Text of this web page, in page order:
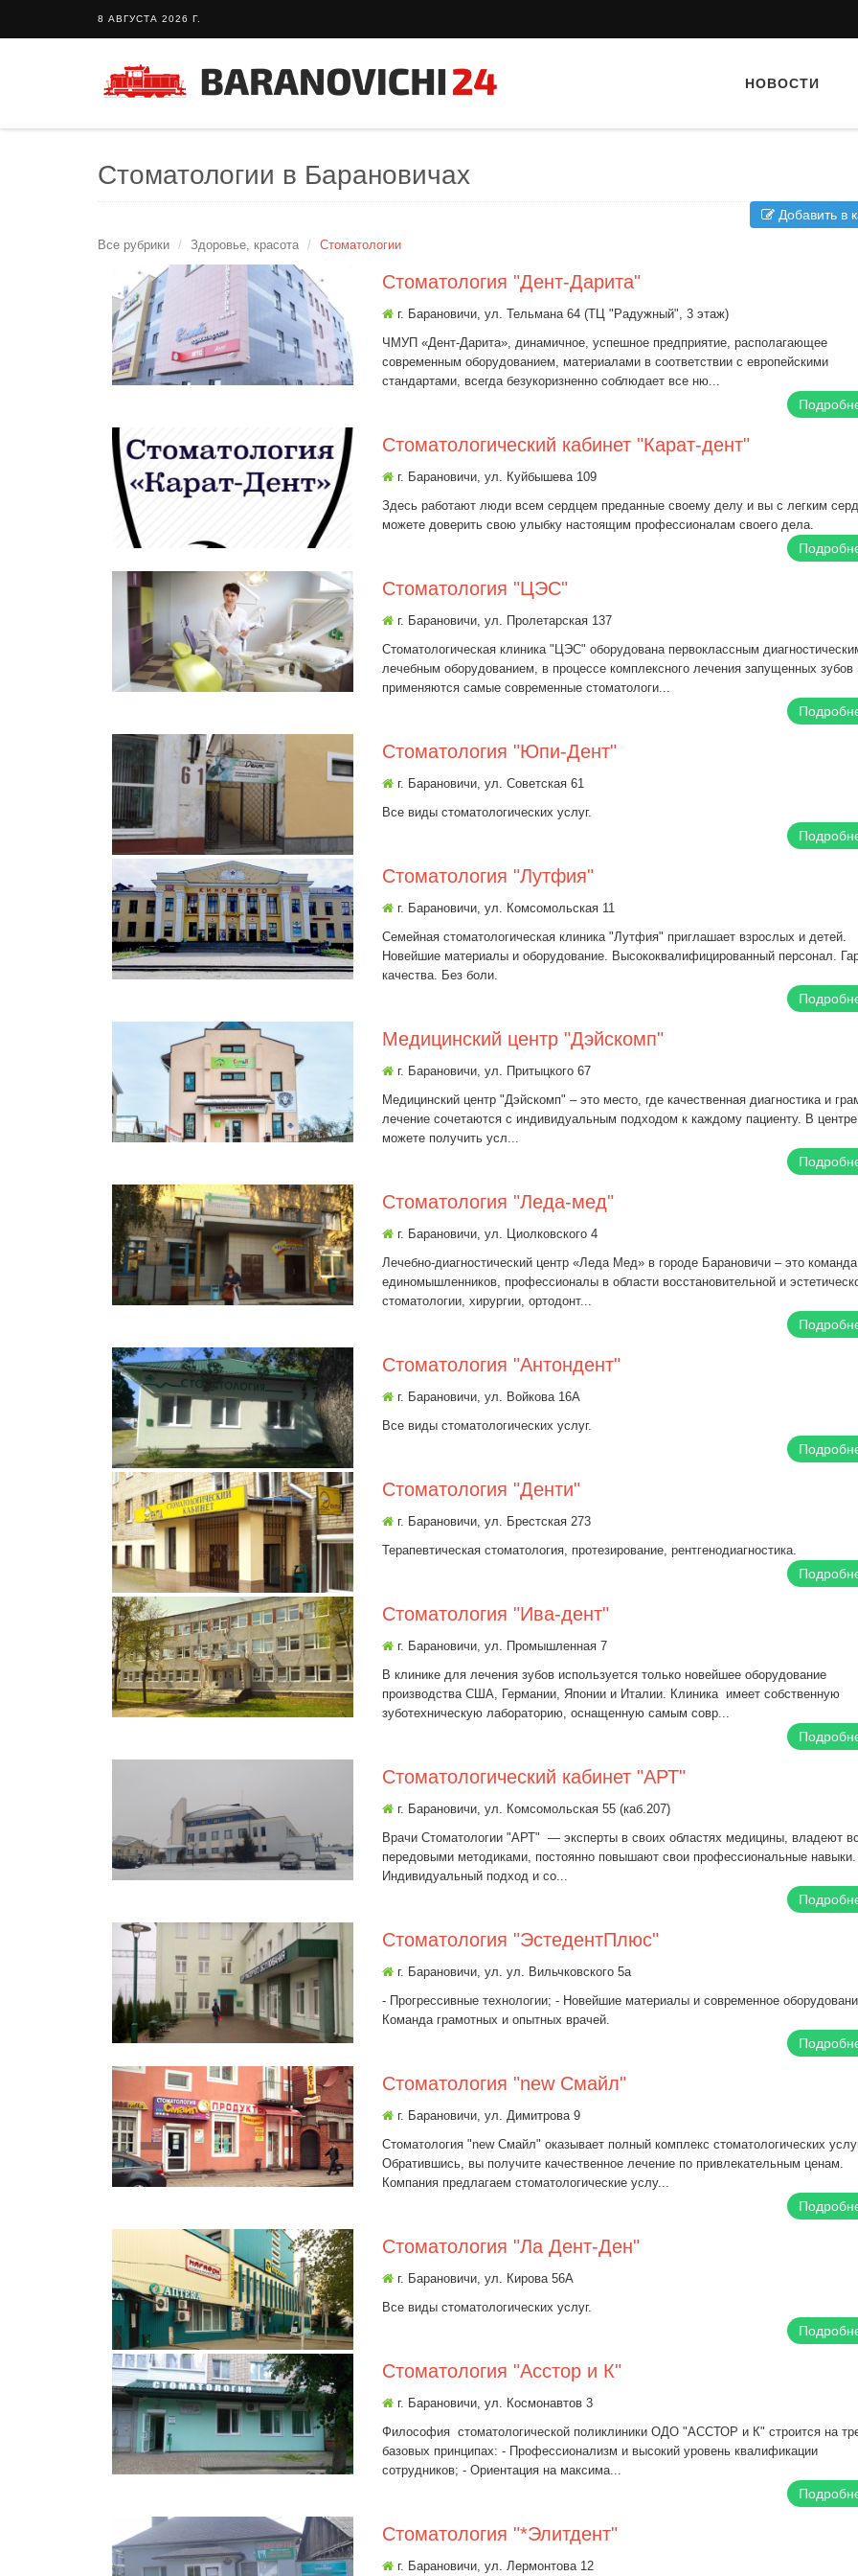
8 АВГУСТА 2026 Г.
НОВОСТИ
Стоматологии в Барановичах
Добавить в
Все рубрики Здоровье, красота Стоматологии
Стоматология "Дент-Дарита"
г. Барановичи, ул. Тельмана 64 (ТЦ "Радужный", 3 этаж)
ЧМУП «Дент-Дарита», динамичное, успешное предприятие, располагающее
современным оборудованием, материалами в соответствии с европейскими
стандартами, всегда безукоризненно соблюдает все ню...
Стоматологический кабинет "Карат-дент"
г. Барановичи, ул. Куйбышева 109
Здесь работают люди всем сердцем преданные своему делу и вы с легким
можете доверить свою улыбку настоящим профессионалам своего дела.
Стоматология "ЦЭС"
г. Барановичи, ул. Пролетарская 137
Стоматологическая клиника "ЦЭС" оборудована первоклассным
лечебным оборудованием, в процессе комплексного лечения запущенных зубов
применяются самые современные стоматологи...
Стоматология "Юпи-Дент"
г. Барановичи, ул. Советская 61
Все виды стоматологических услуг.
Стоматология "Лутфия"
г. Барановичи, ул. Комсомольская 11
Семейная стоматологическая клиника "Лутфия" приглашает взрослых и детей.
Новейшие материалы и оборудование. Высококвалифицированный персонал.
качества. Без боли.
Медицинский центр "Дэйскомп"
г. Барановичи, ул. Притыцкого 67
Медицинский центр "Дэйскомп" – это место, где качественная диагностика и
лечение сочетаются с индивидуальным подходом к каждому пациенту. В
можете получить усл...
Стоматология "Леда-мед"
г. Барановичи, ул. Циолковского 4
Лечебно-диагностический центр «Леда Мед» в городе Барановичи – это команда
единомышленников, профессионалы в области восстановительной и
стоматологии, хирургии, ортодонт...
Cтоматология "Антондент"
г. Барановичи, ул. Войкова 16А
Все виды стоматологических услуг.
Стоматология "Денти"
г. Барановичи, ул. Брестская 273
Терапевтическая стоматология, протезирование, рентгенодиагностика.
Стоматология "Ива-дент"
г. Барановичи, ул. Промышленная 7
В клинике для лечения зубов используется только новейшее оборудование
производства США, Германии, Японии и Италии. Клиника имеет собственную
зуботехническую лабораторию, оснащенную самым совр...
Стоматологический кабинет "АРТ"
г. Барановичи, ул. Комсомольская 55 (каб.207)
Врачи Стоматологии "АРТ" — эксперты в своих областях медицины, владеют
передовыми методиками, постоянно повышают свои профессиональные навыки.
Индивидуальный подход и со...
Стоматология "ЭстедентПлюс"
г. Барановичи, ул. ул. Вильчковского 5а
- Прогрессивные технологии; - Новейшие материалы и современное
Команда грамотных и опытных врачей.
Стоматология "new Смайл"
г. Барановичи, ул. Димитрова 9
Стоматология "new Смайл" оказывает полный комплекс стоматологических
Обратившись, вы получите качественное лечение по привлекательным ценам.
Компания предлагаем стоматологические услу...
Стоматология "Ла Дент-Ден"
г. Барановичи, ул. Кирова 56А
Все виды стоматологических услуг.
Стоматология "Асстор и К"
г. Барановичи, ул. Космонавтов 3
Философия стоматологической поликлиники ОДО "АССТОР и К" строится на
базовых принципах: - Профессионализм и высокий уровень квалификации
сотрудников; - Ориентация на максима...
Стоматология "*Элитдент"
г. Барановичи, ул. Лермонтова 12
Тайный гость: Кафе "Grand Buffet" Тайный гость: Гастропаб